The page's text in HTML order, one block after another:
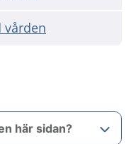
vården
här sidan?